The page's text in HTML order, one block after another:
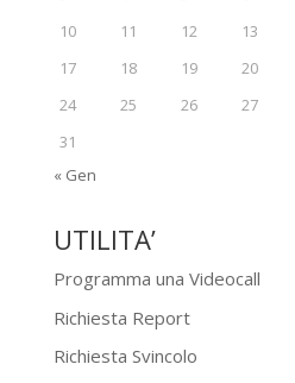
10
11 12 13
17
18 19 20
24
25 26 27
31
« Gen
UTILITA’
Programma una Videocall
Richiesta Report
Richiesta Svincolo